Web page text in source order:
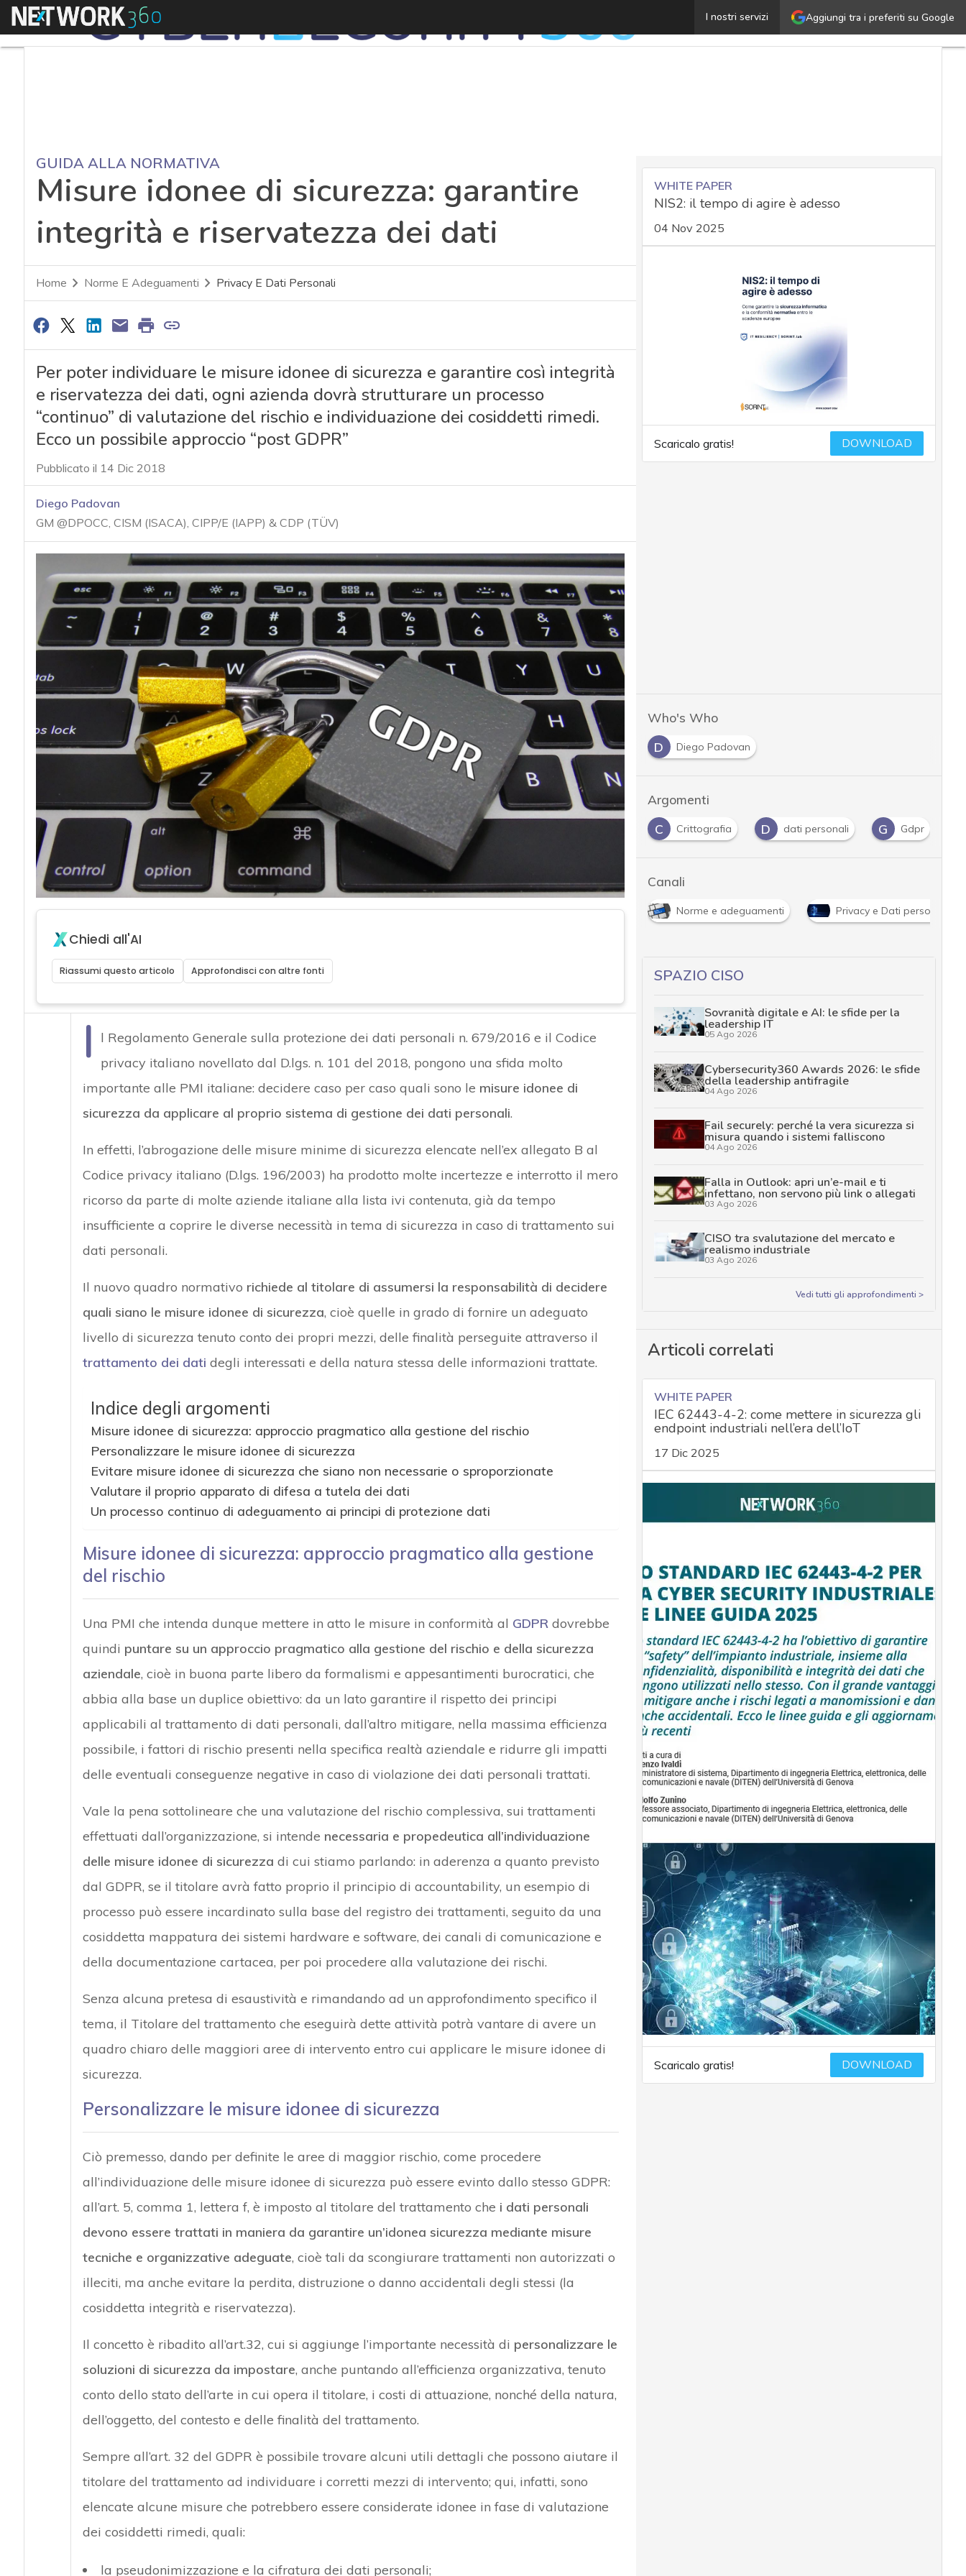
Aggiungi tra i preferiti su Google
I nostri servizi
Menu Misure idonee di sicurezza: garantire integrità e
GUIDA ALLA NORMATIVA
Misure idonee di sicurezza: garantire
integrità e riservatezza dei dati
Home Norme E Adeguamenti Privacy E Dati Personali
Per poter individuare le misure idonee di sicurezza e garantire così integrità
e riservatezza dei dati, ogni azienda dovrà strutturare un processo
“continuo” di valutazione del rischio e individuazione dei cosiddetti rimedi.
Ecco un possibile approccio “post GDPR”
Pubblicato il 14 Dic 2018
Diego Padovan
GM @DPOCC, CISM (ISACA), CIPP/E (IAPP) & CDP (TÜV)
Chiedi all'AI
Riassumi questo articolo Approfondisci con altre fonti
I
l Regolamento Generale sulla protezione dei dati personali n. 679/2016 e il Codice
privacy italiano novellato dal D.lgs. n. 101 del 2018, pongono una sfida molto
importante alle PMI italiane: decidere caso per caso quali sono le misure idonee di
sicurezza da applicare al proprio sistema di gestione dei dati personali.
In effetti, l’abrogazione delle misure minime di sicurezza elencate nell’ex allegato B al
Codice privacy italiano (D.lgs. 196/2003) ha prodotto molte incertezze e interrotto il mero
ricorso da parte di molte aziende italiane alla lista ivi contenuta, già da tempo
insufficiente a coprire le diverse necessità in tema di sicurezza in caso di trattamento sui
dati personali.
Il nuovo quadro normativo richiede al titolare di assumersi la responsabilità di decidere
quali siano le misure idonee di sicurezza, cioè quelle in grado di fornire un adeguato
livello di sicurezza tenuto conto dei propri mezzi, delle finalità perseguite attraverso il
trattamento dei dati degli interessati e della natura stessa delle informazioni trattate.
Indice degli argomenti
Misure idonee di sicurezza: approccio pragmatico alla gestione del rischio
Personalizzare le misure idonee di sicurezza
Evitare misure idonee di sicurezza che siano non necessarie o sproporzionate
Valutare il proprio apparato di difesa a tutela dei dati
Un processo continuo di adeguamento ai principi di protezione dati
Misure idonee di sicurezza: approccio pragmatico alla gestione
del rischio
Una PMI che intenda dunque mettere in atto le misure in conformità al GDPRdovrebbe
quindi puntare su un approccio pragmatico alla gestione del rischio e della sicurezza
aziendale, cioè in buona parte libero da formalismi e appesantimenti burocratici, che
abbia alla base un duplice obiettivo: da un lato garantire il rispetto dei principi
applicabili al trattamento di dati personali, dall’altro mitigare, nella massima efficienza
possibile, i fattori di rischio presenti nella specifica realtà aziendale e ridurre gli impatti
delle eventuali conseguenze negative in caso di violazione dei dati personali trattati.
Vale la pena sottolineare che una valutazione del rischio complessiva, sui trattamenti
effettuati dall’organizzazione, si intende necessaria e propedeutica all’individuazione
delle misure idonee di sicurezza di cui stiamo parlando: in aderenza a quanto previsto
dal GDPR, se il titolare avrà fatto proprio il principio di accountability, un esempio di
processo può essere incardinato sulla base del registro dei trattamenti, seguito da una
cosiddetta mappatura dei sistemi hardware e software, dei canali di comunicazione e
della documentazione cartacea, per poi procedere alla valutazione dei rischi.
Senza alcuna pretesa di esaustività e rimandando ad un approfondimento specifico il
tema, il Titolare del trattamento che eseguirà dette attività potrà vantare di avere un
quadro chiaro delle maggiori aree di intervento entro cui applicare le misure idonee di
sicurezza.
Personalizzare le misure idonee di sicurezza
Ciò premesso, dando per definite le aree di maggior rischio, come procedere
all’individuazione delle misure idonee di sicurezza può essere evinto dallo stesso GDPR:
all’art. 5, comma 1, lettera f, è imposto al titolare del trattamento che i dati personali
devono essere trattati in maniera da garantire un’idonea sicurezza mediante misure
tecniche e organizzative adeguate, cioè tali da scongiurare trattamenti non autorizzati o
illeciti, ma anche evitare la perdita, distruzione o danno accidentali degli stessi (la
cosiddetta integrità e riservatezza).
Il concetto è ribadito all’art.32, cui si aggiunge l’importante necessità di personalizzare le
soluzioni di sicurezza da impostare, anche puntando all’efficienza organizzativa, tenuto
conto dello stato dell’arte in cui opera il titolare, i costi di attuazione, nonché della natura,
dell’oggetto, del contesto e delle finalità del trattamento.
Sempre all’art. 32 del GDPR è possibile trovare alcuni utili dettagli che possono aiutare il
titolare del trattamento ad individuare i corretti mezzi di intervento; qui, infatti, sono
elencate alcune misure che potrebbero essere considerate idonee in fase di valutazione
dei cosiddetti rimedi, quali:
la pseudonimizzazione e la cifratura dei dati personali;
WHITE PAPER
NIS2: il tempo di agire è adesso
04 Nov 2025
Scaricalo gratis! DOWNLOAD
Who's Who
D
Diego Padovan
Argomenti
A
Accountability Crittografia D dati personali G Gdpr H HTTPS
Canali
Norme e adeguamenti Privacy e Dati personali
SPAZIO CISO
Sovranità digitale e AI: le sfide per la
leadership IT
05 Ago 2026
Cybersecurity360 Awards 2026: le sfide
della leadership antifragile
04 Ago 2026
Fail securely: perché la vera sicurezza si
misura quando i sistemi falliscono
04 Ago 2026
Falla in Outlook: apri un’e-mail e ti
infettano, non servono più link o allegati
03 Ago 2026
CISO tra svalutazione del mercato e
realismo industriale
03 Ago 2026
Vedi tutti gli approfondimenti >
Articoli correlati
WHITE PAPER
IEC 62443-4-2: come mettere in sicurezza gli
endpoint industriali nell’era dell’IoT
17 Dic 2025
Scaricalo gratis! DOWNLOAD